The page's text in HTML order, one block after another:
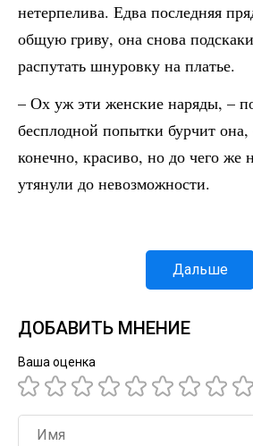
нетерпелива. Едва последняя
общую гриву, она снова
распутать шнуровку на платье.
– Ох уж эти женские наряды, –
бесплодной попытки бурчит она,
конечно, красиво, но до чего же
утянули до невозможности.
Дальше
ДОБАВИТЬ МНЕНИЕ
Ваша оценка